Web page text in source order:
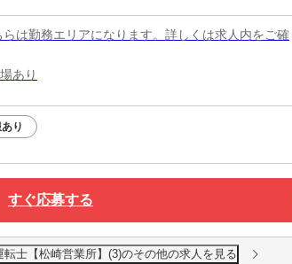
は勤務エリアになります。詳しくは求人内をご確
あり
り
すぐ応募する
士【松崎営業所】(3)のその他の求人を見る